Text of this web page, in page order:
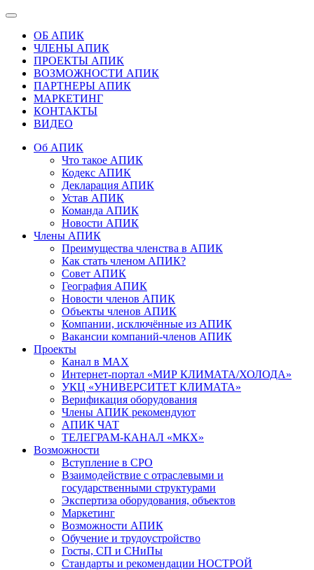
ОБ АПИК
ЧЛЕНЫ АПИК
ПРОЕКТЫ АПИК
ВОЗМОЖНОСТИ АПИК
ПАРТНЕРЫ АПИК
МАРКЕТИНГ
КОНТАКТЫ
ВИДЕО
Об АПИК
Что такое АПИК
Кодекс АПИК
Декларация АПИК
Устав АПИК
Команда АПИК
Новости АПИК
Члены АПИК
Преимущества членства в АПИК
Как стать членом АПИК?
Совет АПИК
География АПИК
Новости членов АПИК
Объекты членов АПИК
Компании, исключённые из АПИК
Вакансии компаний-членов АПИК
Проекты
Канал в MAX
Интернет-портал «МИР КЛИМАТА/ХОЛОДА»
УКЦ «УНИВЕРСИТЕТ КЛИМАТА»
Верификация оборудования
Члены АПИК рекомендуют
АПИК ЧАТ
ТЕЛЕГРАМ-КАНАЛ «МКХ»
Возможности
Вступление в СРО
Взаимодействие с отраслевыми и
государственными структурами
Экспертиза оборудования, объектов
Маркетинг
Возможности АПИК
Обучение и трудоустройство
Госты, СП и СНиПы
Стандарты и рекомендации НОСТРОЙ